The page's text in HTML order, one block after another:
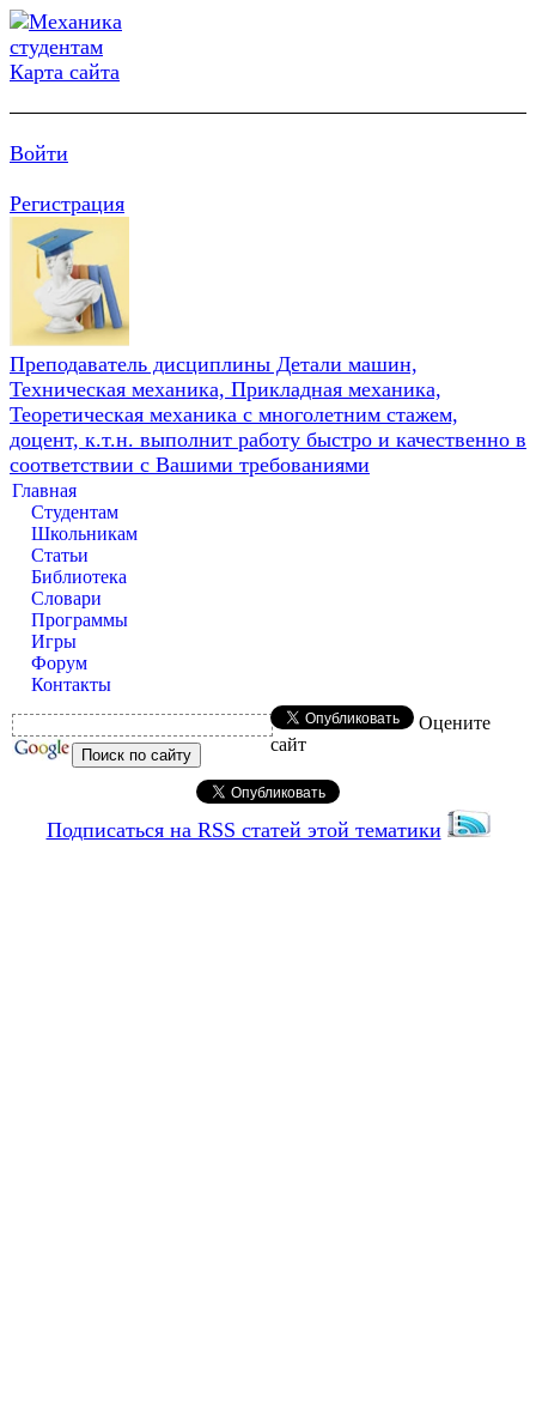
Карта сайта
Войти
Регистрация
Преподаватель дисциплины Детали машин,
Техническая механика, Прикладная механика,
Теоретическая механика с многолетним стажем,
доцент, к.т.н. выполнит работу быстро и качественно в
соответствии с Вашими требованиями
Главная
Студентам
Школьникам
Статьи
Библиотека
Словари
Программы
Игры
Форум
Контакты
Оцените
сайт
Подписаться на RSS статей этой тематики